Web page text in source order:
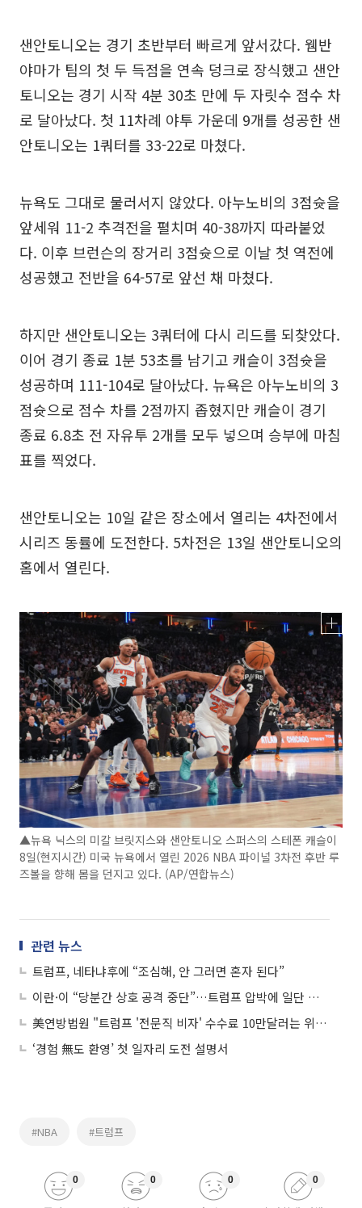
샌안토니오는 경기 초반부터 빠르게 앞서갔다. 웸반
야마가 팀의 첫 두 득점을 연속 덩크로 장식했고 샌안
토니오는 경기 시작 4분 30초 만에 두 자릿수 점수 차
로 달아났다. 첫 11차례 야투 가운데 9개를 성공한 샌
안토니오는 1쿼터를 33-22로 마쳤다.
뉴욕도 그대로 물러서지 않았다. 아누노비의 3점슛을
앞세워 11-2 추격전을 펼치며 40-38까지 따라붙었
다. 이후 브런슨의 장거리 3점슛으로 이날 첫 역전에
성공했고 전반을 64-57로 앞선 채 마쳤다.
하지만 샌안토니오는 3쿼터에 다시 리드를 되찾았다.
이어 경기 종료 1분 53초를 남기고 캐슬이 3점슛을
성공하며 111-104로 달아났다. 뉴욕은 아누노비의 3
점슛으로 점수 차를 2점까지 좁혔지만 캐슬이 경기
종료 6.8초 전 자유투 2개를 모두 넣으며 승부에 마침
표를 찍었다.
샌안토니오는 10일 같은 장소에서 열리는 4차전에서
시리즈 동률에 도전한다. 5차전은 13일 샌안토니오의
홈에서 열린다.
▲뉴욕 닉스의 미칼 브릿지스와 샌안토니오 스퍼스의 스테폰 캐슬이
8일(현지시간) 미국 뉴욕에서 열린 2026 NBA 파이널 3차전 후반 루
즈볼을 향해 몸을 던지고 있다. (AP/연합뉴스)
관련 뉴스
트럼프, 네타냐후에 “조심해, 안 그러면 혼자 된다”
이란·이 “당분간 상호 공격 중단”…트럼프 압박에 일단 진정
美연방법원 "트럼프 '전문직 비자' 수수료 10만달러는 위법"
‘경험 無도 환영’ 첫 일자리 도전 설명서
#NBA #트럼프
0 0 0 0